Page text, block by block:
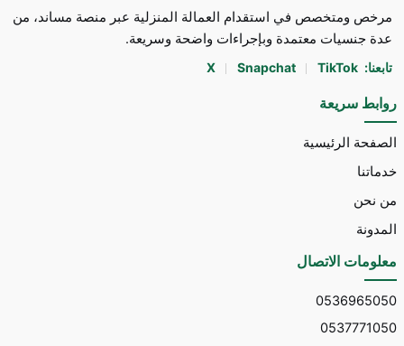
مرخص ومتخصص في استقدام العمالة المنزلية عبر منصة مساند، من
عدة جنسيات معتمدة وبإجراءات واضحة وسريعة.
تابعنا: X Snapchat TikTok
روابط سريعة
الصفحة الرئيسية
خدماتنا
من نحن
المدونة
معلومات الاتصال
0536965050
0537771050